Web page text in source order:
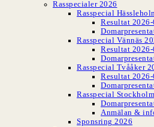
Rasspecialer 2026
Rasspecial
Resultat
Rasspecial Vännäs
Resultat
Rasspecial Tvååker
Resultat
Rasspecial
Anmälan &
Sponsring 2026